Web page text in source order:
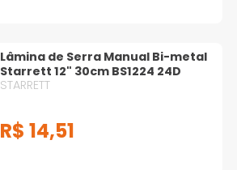
Lâmina de Serra Manual Bi-metal
Starrett 12" 30cm BS1224 24D
STARRETT
R$ 14,51